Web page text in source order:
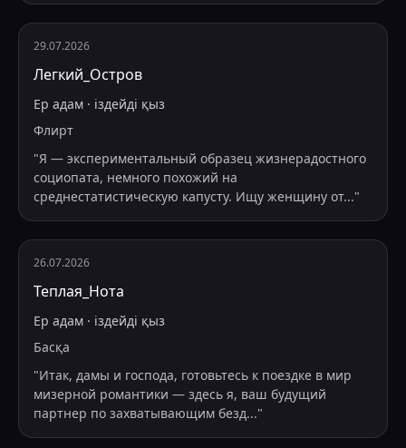
29.07.2026
Легкий_Остров
Ер адам · іздейді қыз
Флирт
"Я — экспериментальный образец жизнерадостного
социопата, немного похожий на
среднестатистическую капусту. Ищу женщину от..."
26.07.2026
Теплая_Нота
Ер адам · іздейді қыз
Басқа
"Итак, дамы и господа, готовьтесь к поездке в мир
мизерной романтики — здесь я, ваш будущий
партнер по захватывающим безд..."